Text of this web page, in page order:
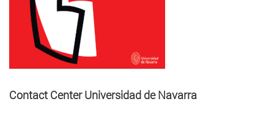
Contact Center Universidad de Navarra